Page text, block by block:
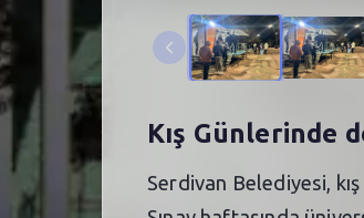
Kış Günlerinde
Serdivan Belediyesi,